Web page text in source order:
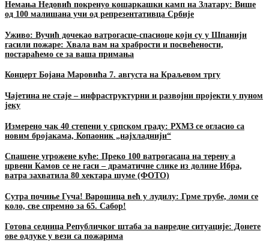
Немања Недовић покренуо кошаркашки камп на Златару: Више
од 100 малишана учи од репрезентативца Србије
Уживо: Вучић дочекао ватрогасце-спасиоце који су у Шпанији
гасили пожаре: Хвала вам на храбрости и посвећености,
постараћемо се за ваша примања
Концерт Бојана Маровића 7. августа на Краљевом тргу
Чајетина не стаје – инфраструктурни и развојни пројекти у пуном
јеку
Измерено чак 40 степени у српском граду: РХМЗ се огласио са
новим бројакама, Копаоник „најхладнији“
Спашене угрожене куће: Преко 100 ватрогасаца на терену а
црвени Камов се не гаси – драматичне слике из долине Ибра,
ватра захватила 80 хектара шуме (ФОТО)
Сутра почиње Гуча! Варошица већ у лудилу: Грме трубе, ломи се
коло, све спремно за 65. Сабор!
Готова седница Републичког штаба за ванредне ситуације: Донете
ове одлуке у вези са пожарима